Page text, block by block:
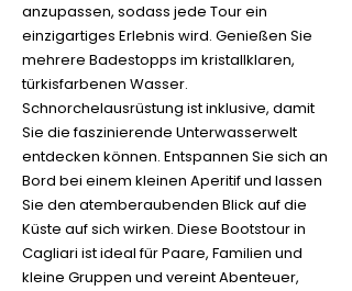
anzupassen, sodass jede Tour ein
einzigartiges Erlebnis wird. Genießen Sie
mehrere Badestopps im kristallklaren,
türkisfarbenen Wasser.
Schnorchelausrüstung ist inklusive, damit
Sie die faszinierende Unterwasserwelt
entdecken können. Entspannen Sie sich an
Bord bei einem kleinen Aperitif und lassen
Sie den atemberaubenden Blick auf die
Küste auf sich wirken. Diese Bootstour in
Cagliari ist ideal für Paare, Familien und
kleine Gruppen und vereint Abenteuer,